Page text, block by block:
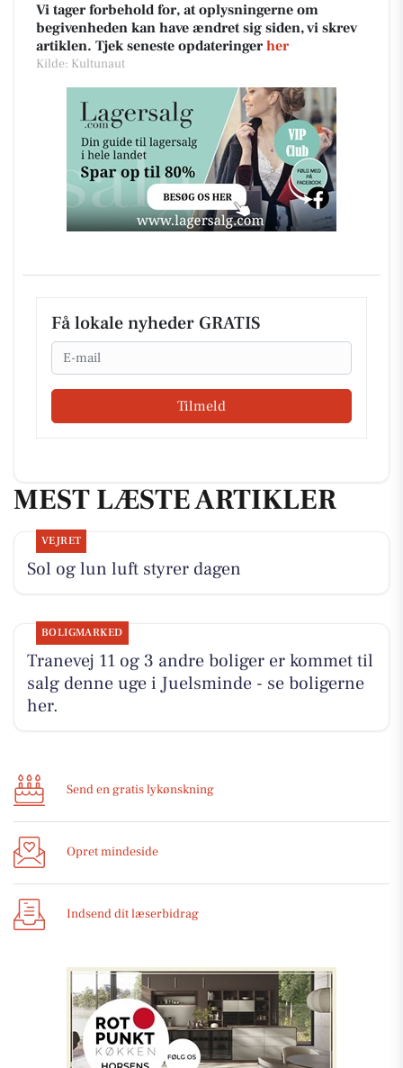
Vi tager forbehold for, at oplysningerne om
begivenheden kan have ændret sig siden, vi skrev
artiklen. Tjek seneste opdateringer her
Kilde: Kultunaut
Få lokale nyheder GRATIS
Email
Tilmeld
MEST LÆSTE ARTIKLER
VEJRET
Sol og lun luft styrer dagen
BOLIGMARKED
Tranevej 11 og 3 andre boliger er kommet til
salg denne uge i Juelsminde - se boligerne
her.
Send en gratis lykønskning
Opret mindeside
Indsend dit læserbidrag